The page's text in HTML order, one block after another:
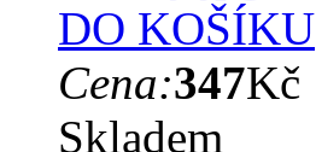
DO KOŠÍKU
Cena:347Kč
Skladem